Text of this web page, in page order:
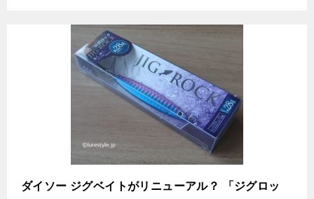
ダイソー ジグベイトがリニューアル？ 「ジグロッ